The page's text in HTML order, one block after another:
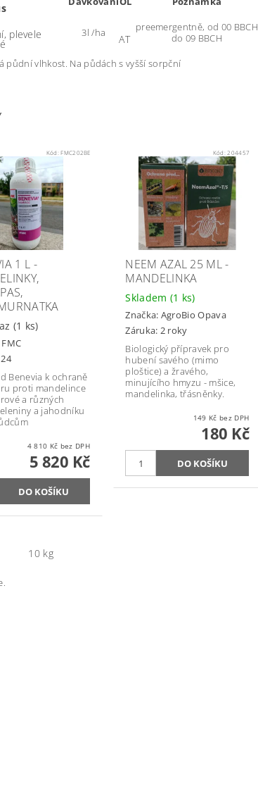
plevele 3l /ha AT
preemergentně, od 00 BBCH
do 09 BBCH
vlhkost. Na půdách s vyšší sorpční
Kód:FMC202BE
1 L -
(1 ks)
FMC
Benevia k ochraně
proti mandelince
a různých
a jahodníku
4 810 Kč bez DPH
5 820 Kč
Kód:204457
NEEM AZAL 25 ML -
MANDELINKA
Skladem (1 ks)
Značka: AgroBio Opava
Záruka: 2 roky
Biologický přípravek pro
hubení savého (mimo
ploštice) a žravého,
minujícího hmyzu - mšice,
mandelinka, třásněnky.
149 Kč bez DPH
180 Kč
10 kg